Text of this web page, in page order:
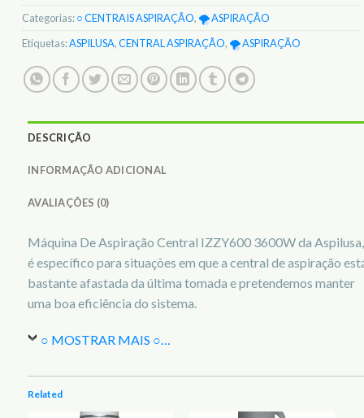
Categorias:○ CENTRAIS ASPIRAÇÃO, 🌪️ ASPIRAÇÃO
Etiquetas:ASPILUSA,CENTRAL ASPIRAÇÃO, 🌪️ ASPIRAÇÃO
DESCRIÇÃO
INFORMAÇÃO ADICIONAL
AVALIAÇÕES (0)
Máquina De Aspiração Central IZZY600 3600W da Aspilusa,
é específico para situações em que a central de aspiração
bastante afastada da última tomada e pretendemos manter
uma boa eficiência do sistema.
○ MOSTRAR MAIS ○…
Related